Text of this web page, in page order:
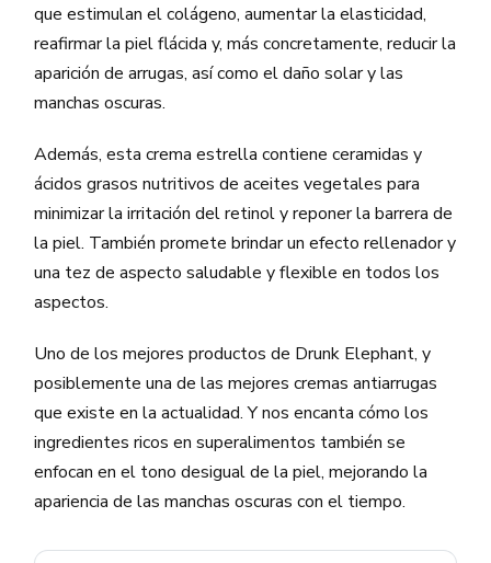
que estimulan el colágeno, aumentar la elasticidad,
reafirmar la piel flácida y, más concretamente, reducir la
aparición de arrugas, así como el daño solar y las
manchas oscuras.
Además, esta crema estrella contiene ceramidas y
ácidos grasos nutritivos de aceites vegetales para
minimizar la irritación del retinol y reponer la barrera de
la piel. También promete brindar un efecto rellenador y
una tez de aspecto saludable y flexible en todos los
aspectos.
Uno de los mejores productos de Drunk Elephant, y
posiblemente una de las mejores cremas antiarrugas
que existe en la actualidad. Y nos encanta cómo los
ingredientes ricos en superalimentos también se
enfocan en el tono desigual de la piel, mejorando la
apariencia de las manchas oscuras con el tiempo.